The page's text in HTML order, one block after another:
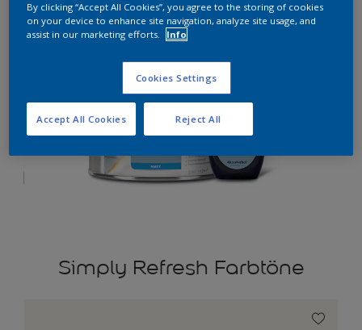
Simply Refresh Farbtöne
By clicking “Accept All Cookies”, you agree to the storing of cookies
on your device to enhance site navigation, analyze site usage, and
assist in our marketing efforts.
Info
Cookies Settings
Reject All
Accept All Cookies